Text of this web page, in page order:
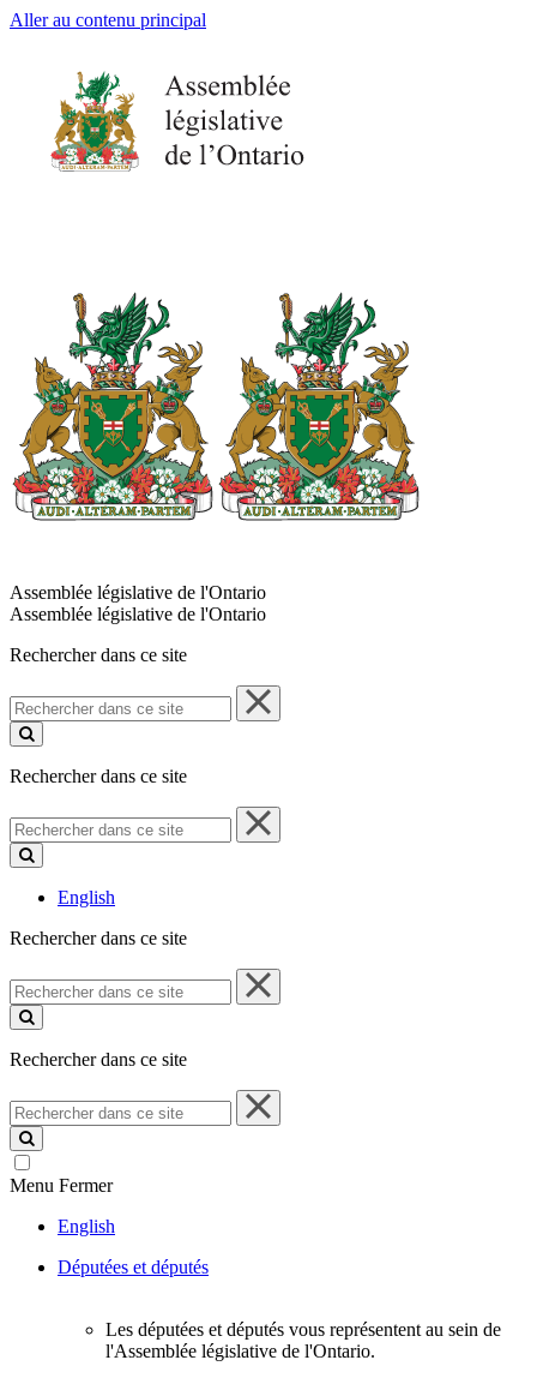
Aller au contenu principal
Assemblée législative de l'Ontario
Assemblée législative de l'Ontario
Rechercher dans ce site
Rechercher
dans
ce
Rechercher dans ce site
Rechercher
dans
ce
English
Rechercher dans ce site
Rechercher
dans
ce
Rechercher dans ce site
Rechercher
dans
ce
site
Menu Fermer
English
Députées et députés
Les députées et députés vous représentent au sein de
l'Assemblée législative de l'Ontario.